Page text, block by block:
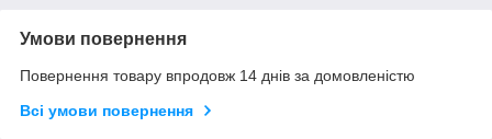
Умови повернення
Повернення товару впродовж 14 днів за домовленістю
Всі умови повернення